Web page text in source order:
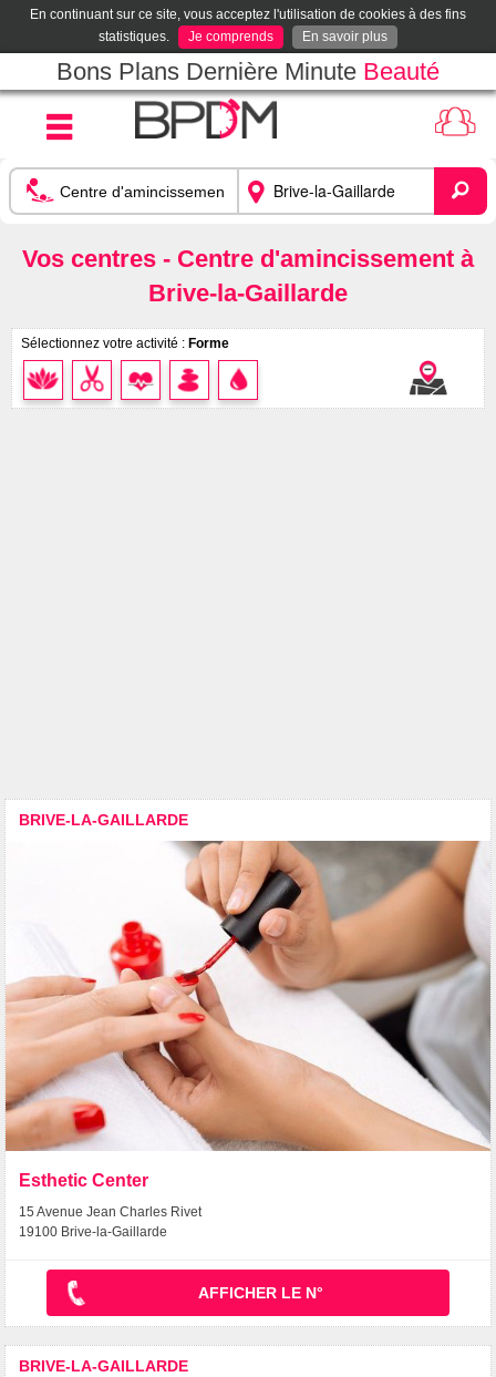
En continuant sur ce site, vous acceptez l'utilisation de cookies à des fins
statistiques.
Je comprends En savoir plus
Bons Plans Dernière Minute Beauté
Vos centres - Centre d'amincissement à
Brive-la-Gaillarde
Sélectionnez votre activité : Forme
BRIVE-LA-GAILLARDE
Esthetic Center
15 Avenue Jean Charles Rivet
19100 Brive-la-Gaillarde
AFFICHER LE N°
BRIVE-LA-GAILLARDE